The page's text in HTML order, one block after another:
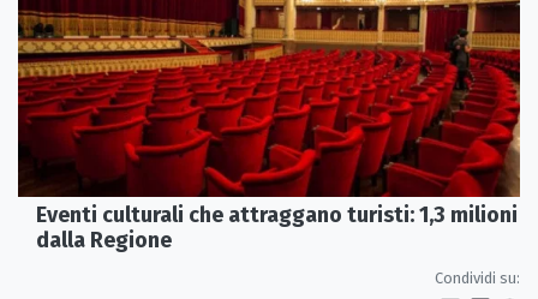
Eventi culturali che attraggano turisti: 1,3 milioni
dalla Regione
Condividi su: